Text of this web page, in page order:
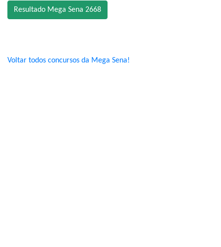
Resultado Mega Sena 2668
Voltar todos concursos da Mega Sena!